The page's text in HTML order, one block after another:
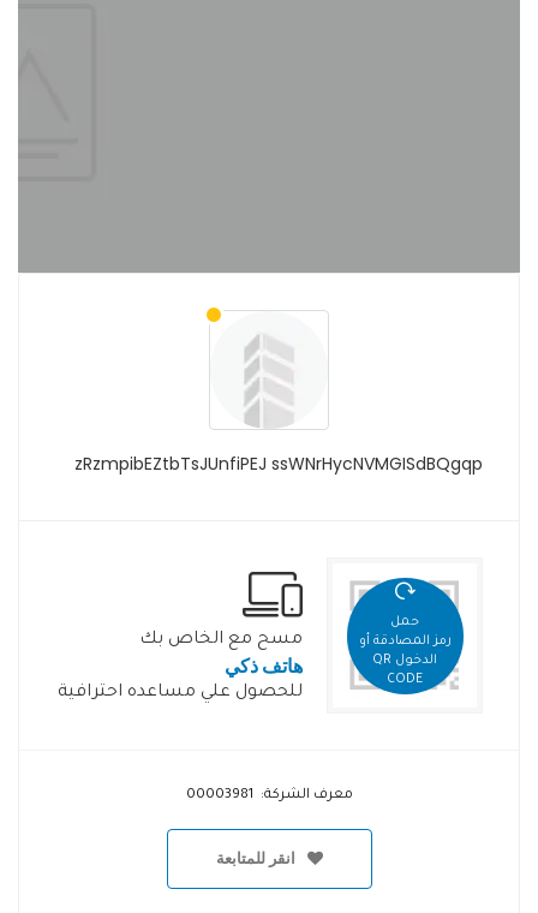
zRzmpibEZtbTsJUnfiPEJ ssWNrHycNVMGISdBQgqp
حمل
رمز المصادقة أو
الدخول QR
CODE
مسح مع الخاص بك
هاتف ذكي
للحصول علي مساعده احترافية
معرف الشركة: 00003981
انقر للمتابعة